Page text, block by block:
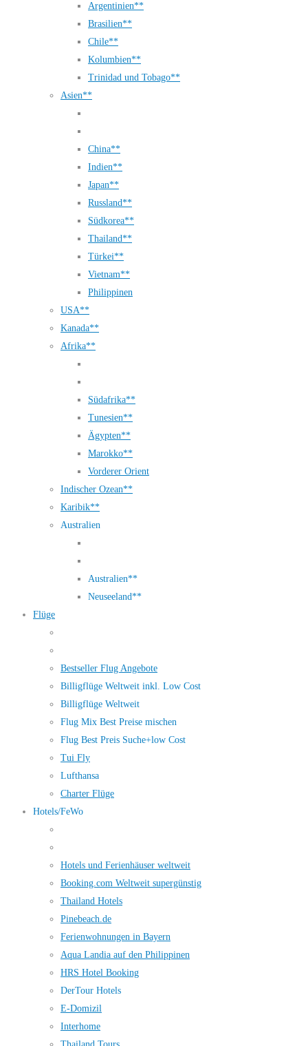
Argentinien**
Brasilien**
Chile**
Kolumbien**
Trinidad und Tobago**
Asien**
China**
Indien**
Japan**
Russland**
Südkorea**
Thailand**
Türkei**
Vietnam**
Philippinen
USA**
Kanada**
Afrika**
Südafrika**
Tunesien**
Ägypten**
Marokko**
Vorderer Orient
Indischer Ozean**
Karibik**
Australien
Australien**
Neuseeland**
Flüge
Bestseller Flug Angebote
Billigflüge Weltweit inkl. Low Cost
Billigflüge Weltweit
Flug Mix Best Preise mischen
Flug Best Preis Suche+low Cost
Tui Fly
Lufthansa
Charter Flüge
Hotels/FeWo
Hotels und Ferienhäuser weltweit
Booking.com Weltweit supergünstig
Thailand Hotels
Pinebeach.de
Ferienwohnungen in Bayern
Aqua Landia auf den Philippinen
HRS Hotel Booking
DerTour Hotels
E-Domizil
Interhome